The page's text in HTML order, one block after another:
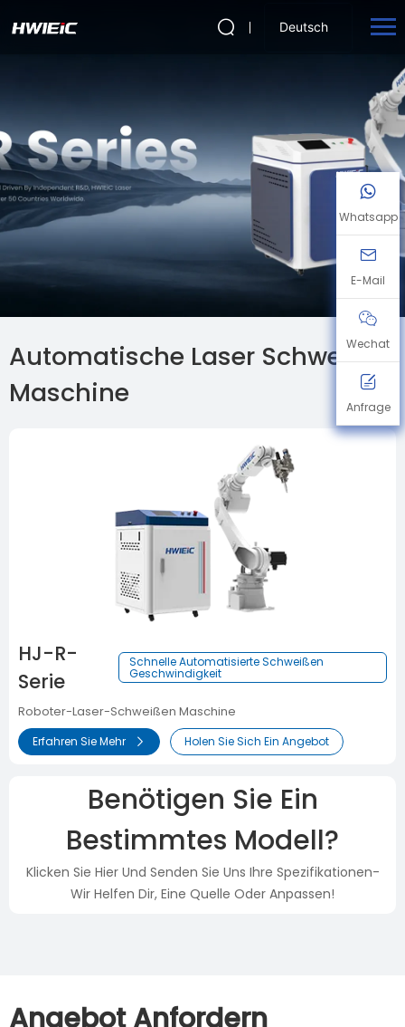
Deutsch
Automatische Laser Schweißen
Maschine
HJ-R-
Serie
Schnelle Automatisierte Schweißen
Geschwindigkeit
Roboter-Laser-Schweißen Maschine
Erfahren Sie Mehr Holen Sie Sich Ein Angebot
Benötigen Sie Ein
Bestimmtes Modell?
Klicken Sie Hier Und Senden Sie Uns Ihre Spezifikationen-
Wir Helfen Dir, Eine Quelle Oder Anpassen!
Angebot Anfordern
Whatsapp
E-Mail
Wechat
Anfrage